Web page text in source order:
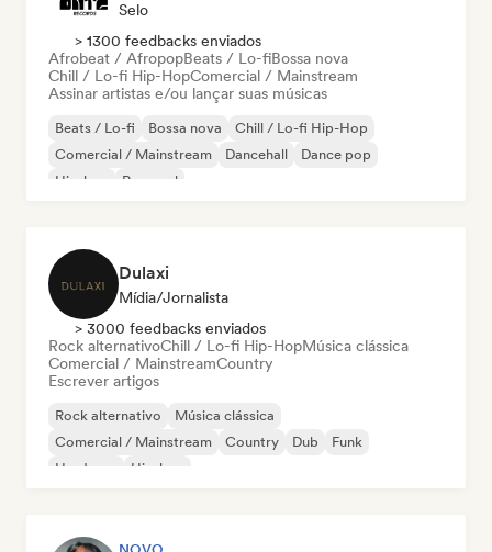
Selo
> 1300 feedbacks enviados
Afrobeat / AfropopBeats / Lo-fiBossa nova
Chill / Lo-fi Hip-HopComercial / Mainstream
Assinar artistas e/ou lançar suas músicas
Beats / Lo-fi Bossa nova
Chill / Lo-fi Hip-Hop
Comercial / Mainstream
Dancehall
Dance pop
Hip-hop
Pop soul
Dulaxi
Mídia/Jornalista
> 3000 feedbacks enviados
Rock alternativoChill / Lo-fi Hip-HopMúsica clássica
Comercial / MainstreamCountry
Escrever artigos
Rock alternativo
Música clássica
Comercial / Mainstream
Country Dub
Funk
Hardcore
Hip-hop
NOVO